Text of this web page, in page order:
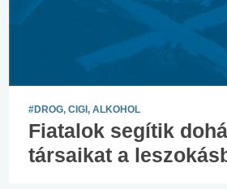
#DROG, CIGI, ALKOHOL
Fiatalok segítik
társaikat a